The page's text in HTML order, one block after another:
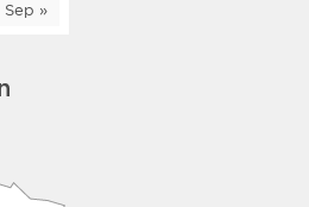
Sep »